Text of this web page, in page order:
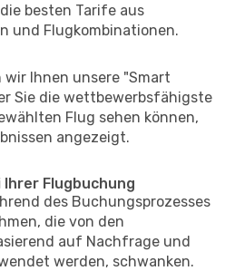
besten Tarife aus
und Flugkombinationen.
Ihnen unsere "Smart
Sie die wettbewerbsfähigste
Flug sehen können,
angezeigt.
Flugbuchung
des Buchungsprozesses
die von den
auf Nachfrage und
werden, schwanken.